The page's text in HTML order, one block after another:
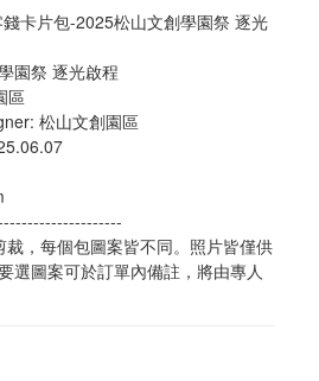
錢卡片包-2025松山文創學園祭 逐光
園祭 逐光啟程
區
松山文創園區
，每個包圖案皆不同。照片皆僅供
選圖案可於訂單內備註，將由專人